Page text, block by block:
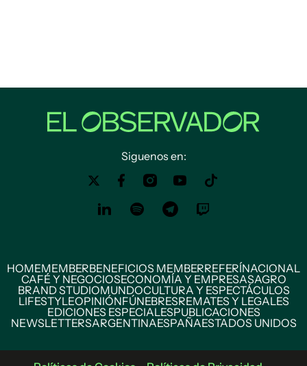
Siguenos en:
HOMEMEMBERBENEFICIOS MEMBERREFERÍNACIONAL
CAFÉ Y NEGOCIOSECONOMÍA Y EMPRESASAGRO
BRAND STUDIOMUNDOCULTURA Y ESPECTÁCULOS
LIFESTYLEOPINIÓNFÚNEBRESREMATES Y LEGALES
EDICIONES ESPECIALESPUBLICACIONES
NEWSLETTERSARGENTINAESPAÑAESTADOS UNIDOS